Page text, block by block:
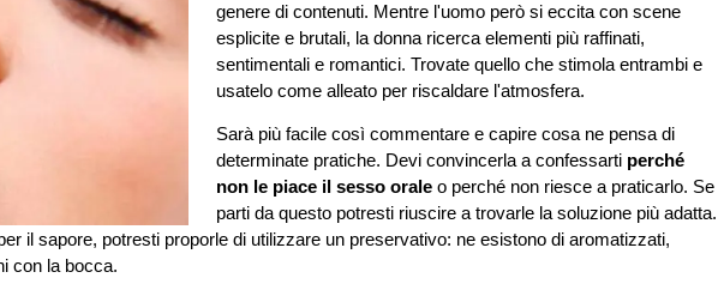
genere di contenuti. Mentre l'uomo però si eccita con scene
esplicite e brutali, la donna ricerca elementi più raffinati,
sentimentali e romantici. Trovate quello che stimola entrambi e
usatelo come alleato per riscaldare l'atmosfera.
Sarà più facile così commentare e capire cosa ne pensa di
determinate pratiche. Devi convincerla a confessarti perché
non le piace il sesso oraleo perché non riesce a praticarlo. Se
parti da questo potresti riuscire a trovarle la soluzione più adatta.
il sapore, potresti proporle di utilizzare un preservativo: ne esistono di aromatizzati,
con la bocca.